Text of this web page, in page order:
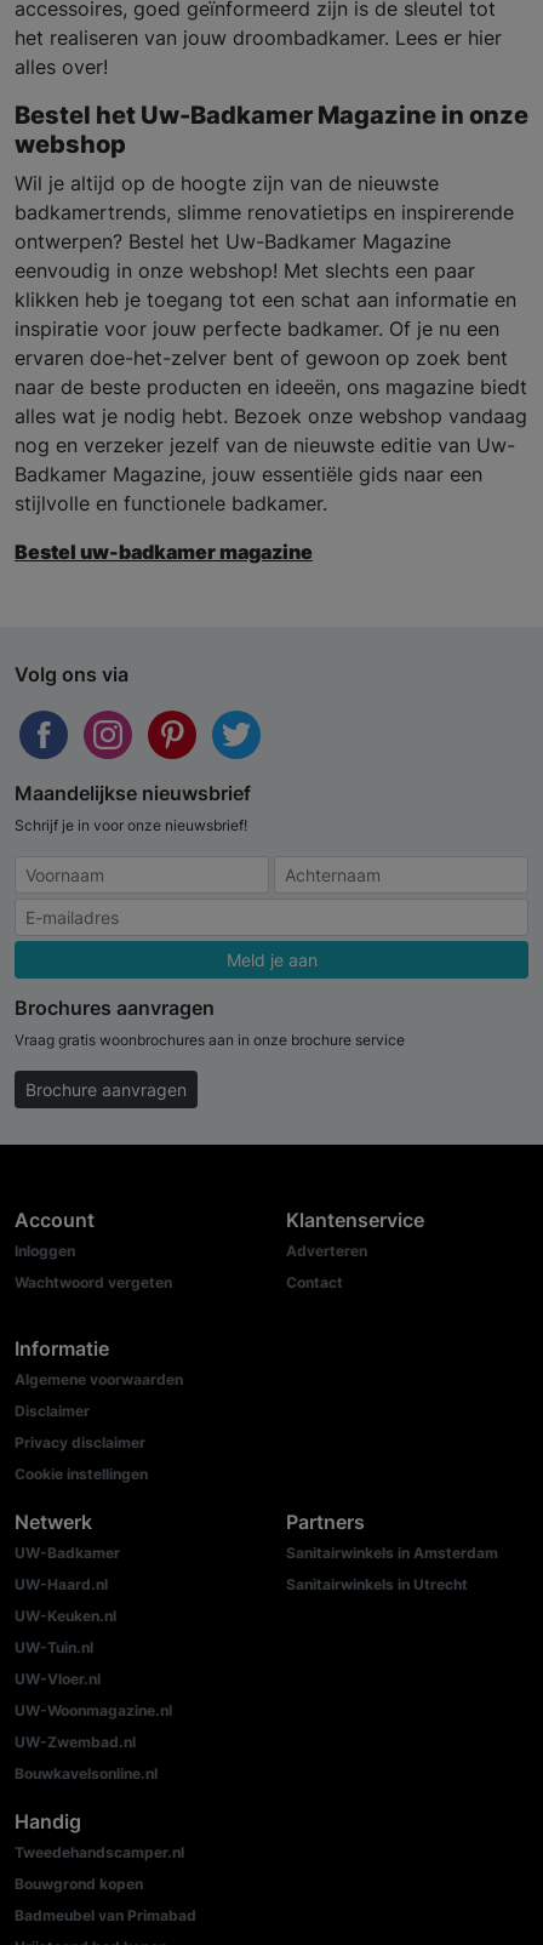
accessoires, goed geïnformeerd zijn is de sleutel tot
het realiseren van jouw droombadkamer. Lees er hier
alles over!
Bestel het Uw-Badkamer Magazine in onze
webshop
Wil je altijd op de hoogte zijn van de nieuwste
badkamertrends, slimme renovatietips en inspirerende
ontwerpen? Bestel het Uw-Badkamer Magazine
eenvoudig in onze webshop! Met slechts een paar
klikken heb je toegang tot een schat aan informatie en
inspiratie voor jouw perfecte badkamer. Of je nu een
ervaren doe-het-zelver bent of gewoon op zoek bent
naar de beste producten en ideeën, ons magazine biedt
alles wat je nodig hebt. Bezoek onze webshop vandaag
nog en verzeker jezelf van de nieuwste editie van Uw-
Badkamer Magazine, jouw essentiële gids naar een
stijlvolle en functionele badkamer.
Bestel uw-badkamer magazine
Volg ons via
Maandelijkse nieuwsbrief
Schrijf je in voor onze nieuwsbrief!
Meld je aan
Brochures aanvragen
Vraag gratis woonbrochures aan in onze brochure service
Brochure aanvragen
Account
Inloggen
Wachtwoord vergeten
Informatie
Algemene voorwaarden
Disclaimer
Privacy disclaimer
Cookie instellingen
Klantenservice
Adverteren
Contact
Netwerk
UW-Badkamer
UW-Haard.nl
UW-Keuken.nl
UW-Tuin.nl
UW-Vloer.nl
UW-Woonmagazine.nl
UW-Zwembad.nl
Bouwkavelsonline.nl
Partners
Sanitairwinkels in Amsterdam
Sanitairwinkels in Utrecht
Handig
Tweedehandscamper.nl
Bouwgrond kopen
Badmeubel van Primabad